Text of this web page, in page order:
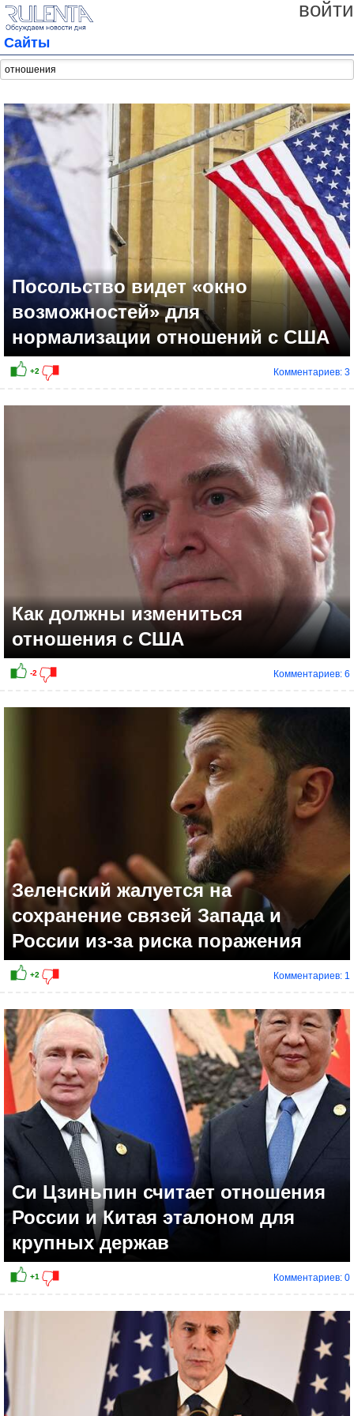
войти
Сайты
Посольство видет «окно
возможностей» для
нормализации отношений с США
Комментариев: 3
Как должны измениться
отношения с США
Комментариев: 6
Зеленский жалуется на
сохранение связей Запада и
России из-за риска поражения
Комментариев: 1
Си Цзиньпин считает отношения
России и Китая эталоном для
крупных держав
Комментариев: 0